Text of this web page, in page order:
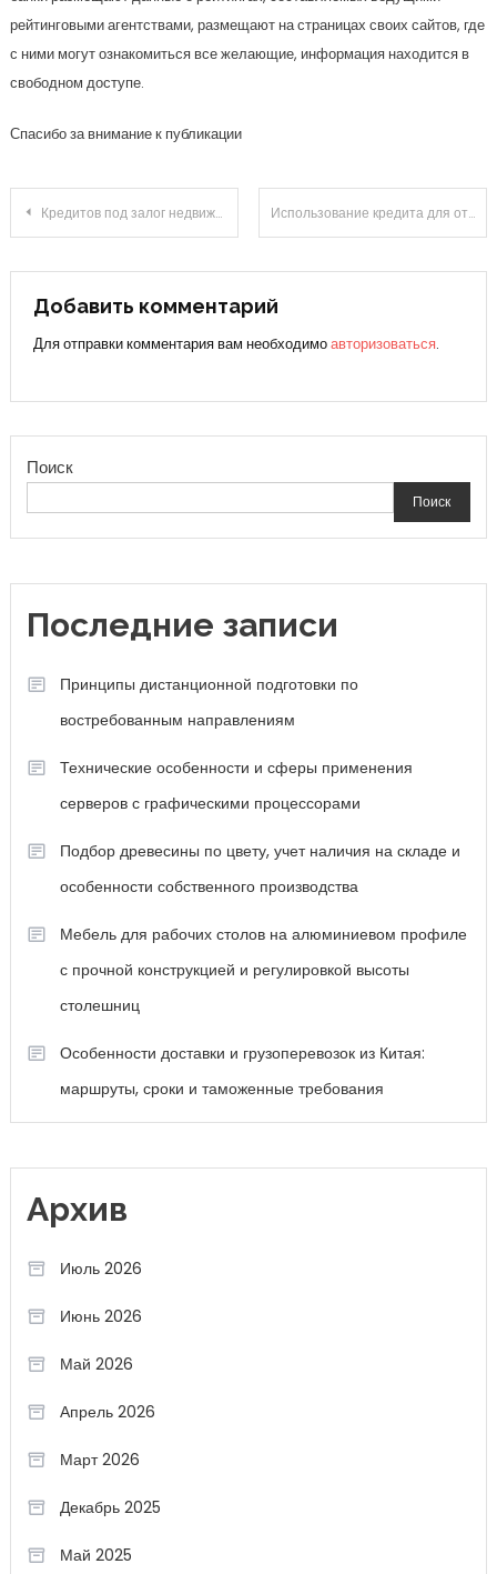
рейтинговыми агентствами, размещают на страницах своих сайтов, где
с ними могут ознакомиться все желающие, информация находится в
свободном доступе.
Спасибо за внимание к публикации
Навигация
по
записям
Кредитов под залог недвижимости Использование кредита для открытия или развития бизнеса: за и против
Добавить комментарий
Для отправки комментария вам необходимоавторизоваться.
Поиск
Поиск
Последние записи
Принципы дистанционной подготовки по
востребованным направлениям
Технические особенности и сферы применения
серверов с графическими процессорами
Подбор древесины по цвету, учет наличия на складе и
особенности собственного производства
Мебель для рабочих столов на алюминиевом профиле
с прочной конструкцией и регулировкой высоты
столешниц
Особенности доставки и грузоперевозок из Китая:
маршруты, сроки и таможенные требования
Архив
Июль 2026
Июнь 2026
Май 2026
Апрель 2026
Март 2026
Декабрь 2025
Май 2025